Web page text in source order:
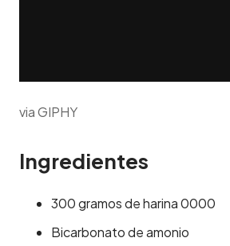
via GIPHY
Ingredientes
300 gramos de harina 0000
Bicarbonato de amonio